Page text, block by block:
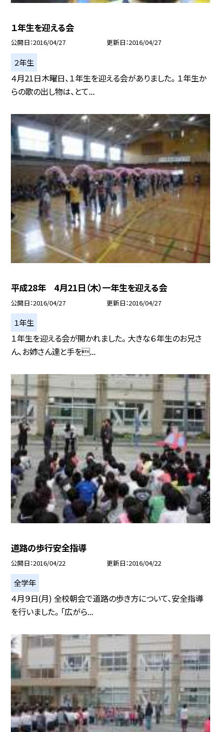
１年生を迎える会
公開日 2016/04/27 更新日 2016/04/27
２年生
４月21日木曜日、１年生を迎える会がありました。 １年生か
らの歌の出し物は、とて...
平成28年 4月21日（木）一年生を迎える会
公開日 2016/04/27 更新日 2016/04/27
１年生
１年生を迎える会が開かれました。 大きな６年生のお兄さ
ん、お姉さん達と手を...
道路の歩行安全指導
公開日 2016/04/22 更新日 2016/04/22
全学年
４月９日(月) 全校朝会で道路の歩き方について、安全指導
を行いました。 「広がら...